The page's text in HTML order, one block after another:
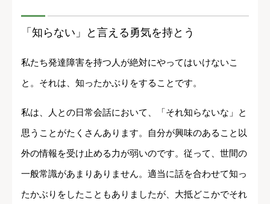
「知らない」と言える勇気を持とう
私たち発達障害を持つ人が絶対にやってはいけないこ
と。それは、知ったかぶりをすることです。
私は、人との日常会話において、「それ知らないな」と
思うことがたくさんあります。自分が興味のあること以
外の情報を受け止める力が弱いのです。従って、世間の
一般常識があまりありません。適当に話を合わせて知っ
たかぶりをしたこともありましたが、大抵どこかでそれ